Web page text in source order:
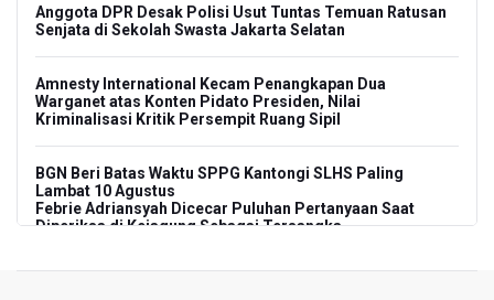
Anggota DPR Desak Polisi Usut Tuntas Temuan Ratusan
Senjata di Sekolah Swasta Jakarta Selatan
Amnesty International Kecam Penangkapan Dua
Warganet atas Konten Pidato Presiden, Nilai
Kriminalisasi Kritik Persempit Ruang Sipil
BGN Beri Batas Waktu SPPG Kantongi SLHS Paling
Lambat 10 Agustus
Febrie Adriansyah Dicecar Puluhan Pertanyaan Saat
Diperiksa di Kejagung Sebagai Tersangka